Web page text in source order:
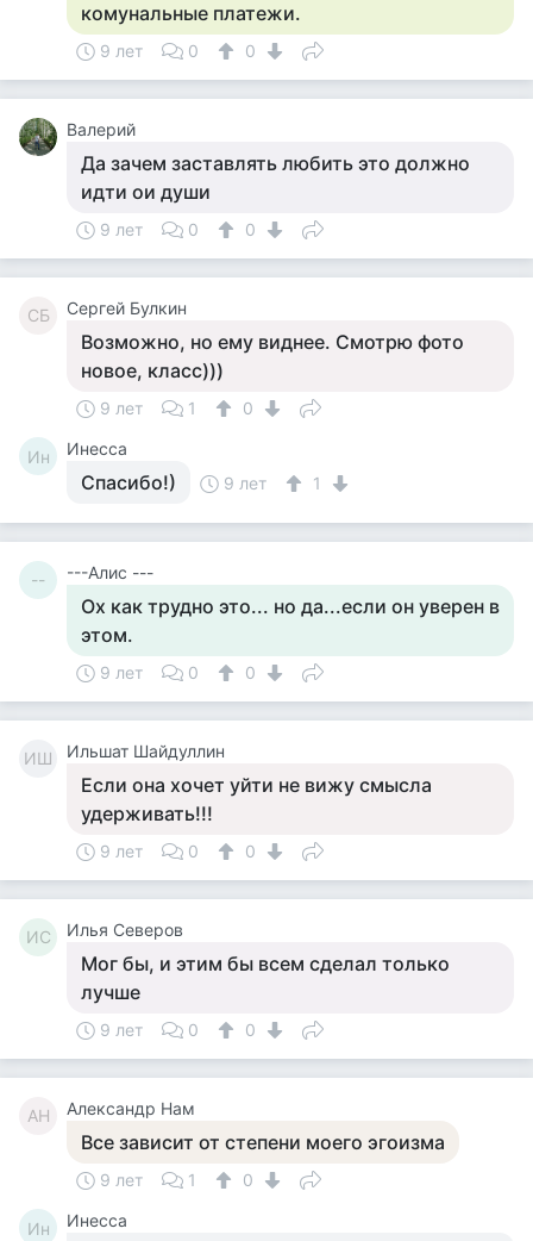
комунальные платежи.
9 лет 0 0
Валерий
Да зачем заставлять любить это должно
идти ои души
9 лет 0 0
СБ Сергей Булкин
Возможно, но ему виднее. Смотрю фото
новое, класс)))
9 лет 1 0
Ин Инесса
Спасибо!) 9 лет 1
-- ---Алис ---
Ох как трудно это... но да...если он уверен в
этом.
9 лет 0 0
ИШ Ильшат Шайдуллин
Если она хочет уйти не вижу смысла
удерживать!!!
9 лет 0 0
ИС Илья Северов
Мог бы, и этим бы всем сделал только
лучше
9 лет 0 0
АН Александр Нам
Все зависит от степени моего эгоизма
9 лет 1 0
Ин Инесса